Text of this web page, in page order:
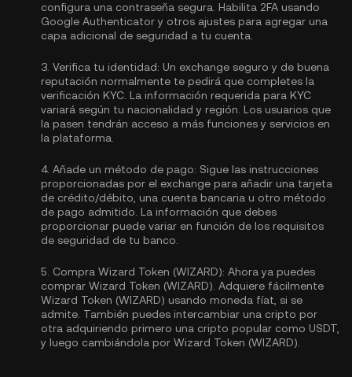
configura una contraseña segura. Habilita 2FA usando
Google Authenticatory otros ajustes para agregar una
capa adicional de seguridad a tu cuenta.
3. Verifica tu identidad: Un exchange seguro y de buena
reputación normalmente te pedirá que completes la
verificación KYC. La información requerida para KYC
variará según tu nacionalidad y región. Los usuarios que
la pasen tendrán acceso a más funciones y servicios en
la plataforma.
4. Añade un método de pago: Sigue las instrucciones
proporcionadas por el exchange para añadir una tarjeta
de crédito/débito, una cuenta bancaria u otro método
de pago admitido. La información que debes
proporcionar puede variar en función de los requisitos
de seguridad de tu banco.
5. Compra Wizard Token (WIZARD): Ahora ya puedes
comprar Wizard Token (WIZARD). Adquiere fácilmente
Wizard Token (WIZARD) usando moneda fíat, si se
admite. También puedes intercambiar una cripto por
otra adquiriendo primero una cripto popular como USDT
y luego cambiándola por Wizard Token (WIZARD).